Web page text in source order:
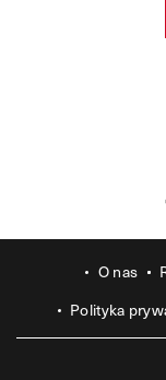
O nas
Polityka